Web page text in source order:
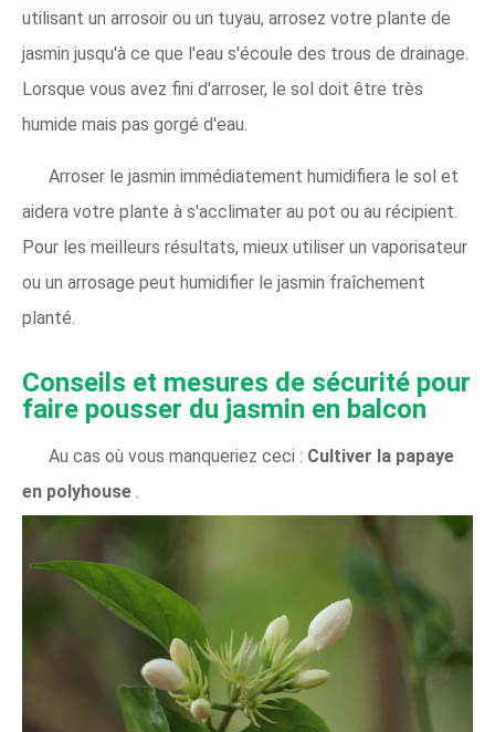
utilisant un arrosoir ou un tuyau, arrosez votre plante de
jasmin jusqu'à ce que l'eau s'écoule des trous de drainage.
Lorsque vous avez fini d'arroser, le sol doit être très
humide mais pas gorgé d'eau.
Arroser le jasmin immédiatement humidifiera le sol et
aidera votre plante à s'acclimater au pot ou au récipient.
Pour les meilleurs résultats, mieux utiliser un vaporisateur
ou un arrosage peut humidifier le jasmin fraîchement
planté.
Conseils et mesures de sécurité pour
faire pousser du jasmin en balcon
Au cas où vous manqueriez ceci : Cultiver la papaye
en polyhouse .